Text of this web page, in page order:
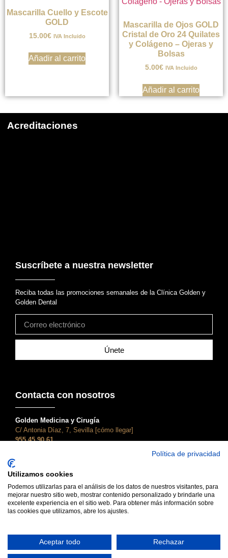
Mascarilla Cuello y Escote
GOLD
15.00€ IVA Incluido
Añadir al carrito
Mascarilla de Ojos GOLD
Cristal de Oro 24 Quilates
y Colágeno – Ojeras y
Bolsas
5.00€ IVA Incluido
Añadir al carrito
Acreditaciones
Suscríbete a nuestra newsletter
Reciba todas las promociones semanales de la Clínica Golden y
Golden Dental
Únete
Contacta con nosotros
Golden Medicina y Cirugía
C/ Antonia Díaz, 7, Sevilla [cómo llegar]
955 45 90 61
C/ Adriano, 28, Sevilla [cómo llegar]
955 45 90 61
dental@clinicagolden.com
Política de privacidad
Utilizamos cookies
Podemos utilizarlas para el análisis de los datos de nuestros visitantes, para
mejorar nuestro sitio web, mostrar contenido personalizado y brindarle una
excelente experiencia en el sitio web. Para obtener más información sobre
las cookies que utilizamos, abre los ajustes.
Aceptar todo Rechazar